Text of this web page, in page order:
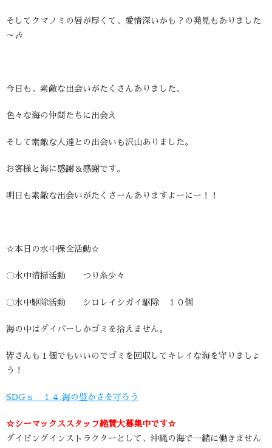
そしてクマノミの唇が厚くて、愛情深いかも？の発見もありました
～🎶
今日も、素敵な出会いがたくさんありました。
色々な海の仲間たちに出会え
そして素敵な人達との出会いも沢山ありました。
お客様と海に感謝＆感謝です。
明日も素敵な出会いがたくさーんありますよーにー！！
☆本日の水中保全活動☆
〇水中清掃活動 つり糸少々
〇水中駆除活動 シロレイシガイ駆除 １０個
海の中はダイバーしかゴミを拾えません。
皆さんも１個でもいいのでゴミを回収してキレイな海を守りましょ
う！
SDGｓ １４.海の豊かさを守ろう
☆シーマックススタッフ絶賛大募集中です☆
ダイビングインストラクターとして、沖縄の海で一緒に働きません